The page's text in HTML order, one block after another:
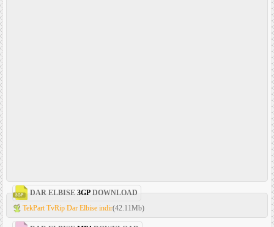
DAR ELBISE 3GP DOWNLOAD
TekPart TvRip Dar Elbise indir(42.11Mb)